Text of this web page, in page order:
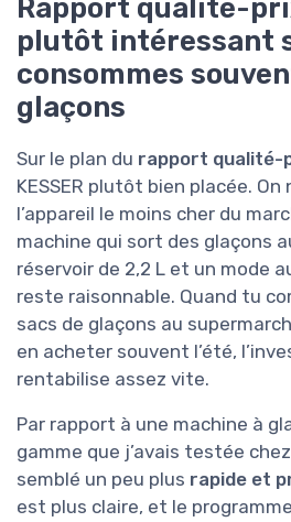
Rapport qualité-
plutôt intéressant
consommes
glaçons
Sur le plan du rapport qualité-
KESSER plutôt bien placée. On
l’appareil le moins cher du
machine qui sort des glaçons
réservoir de 2,2 L et un mode
reste raisonnable. Quand tu
sacs de glaçons au
en acheter souvent l’été,
rentabilise assez vite.
Par rapport à une machine à
gamme que j’avais testée
semblé un peu plus rapide et
est plus claire, et le